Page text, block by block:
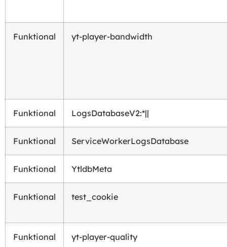
Funktional yt-player-bandwidth
Funktional LogsDatabaseV2:*||
Funktional ServiceWorkerLogsDatabase
Funktional YtldbMeta
Funktional test_cookie
Funktional yt-player-quality